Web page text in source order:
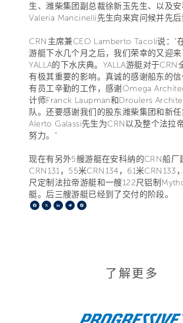
生、潍柴集团副总裁徐新玉先生、以及
Valeria Mancinelli先生向来宾问候并先后
CRN主席兼CEO Lamberto Tacoli说：“
游艇下水几个月之后，我们荣幸的又迎
YALLA的下水庆典。YALLA游艇对于CRN
有极其重要的影响。真诚的感谢船东的
有员工辛勤的工作，感谢Omega
计师Franck Laupman和Droulers
队。还要感谢我们的股东潍柴集团和新
Alerto Galassi先生为CRN以及整个法拉
努力。”
现在有另外5艘游艇在安科纳的CRN船厂
CRN131，55米CRN134，61米CRN133
尺定制法拉帝游艇和一艘122尺铝制
艇。后三艘游艇已经到了交付的阶段。
Facebook
X LinkedIn
Telegram
了解更多